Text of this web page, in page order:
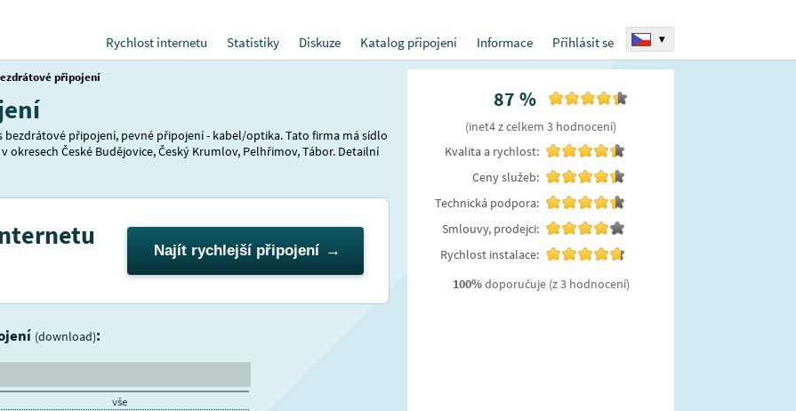
Rychlost internetu
Statistiky Diskuze Katalog připojení Informace Přihlásit se ▾
připojení
připojení, pevné připojení - kabel/optika. Tato firma má sídlo
České Budějovice, Český Krumlov, Pelhřimov, Tábor. Detailní
Najít rychlejší připojení
(download):
vše
87 %
(inet4z celkem 3 hodnocení)
Kvalita a rychlost:
Ceny služeb:
Technická podpora:
Smlouvy, prodejci:
Rychlost instalace:
100%doporučuje(z 3 hodnocení)